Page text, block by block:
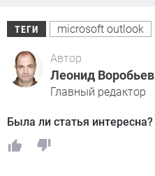
ТЕГИ microsoft outlook
Автор
Леонид Воробьев
Главный редактор
Была ли статья интересна?